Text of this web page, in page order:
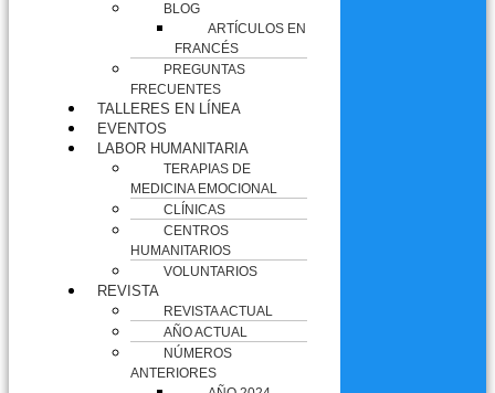
BLOG
ARTÍCULOS EN
FRANCÉS
PREGUNTAS
FRECUENTES
TALLERES EN LÍNEA
EVENTOS
LABOR HUMANITARIA
TERAPIAS DE
MEDICINA EMOCIONAL
CLÍNICAS
CENTROS
HUMANITARIOS
VOLUNTARIOS
REVISTA
REVISTA ACTUAL
AÑO ACTUAL
NÚMEROS
ANTERIORES